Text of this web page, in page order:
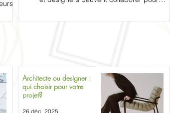
de
et conseils pratiques pour éviter les erreurs,
Architecte ou designer :
qui choisir pour votre
projet?
26 déc. 2025